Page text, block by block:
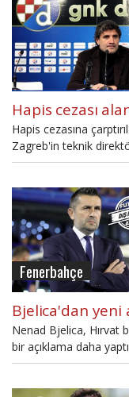
Hapis cezasına
Zagreb'in teknik
görevinden istifa etti.
Fenerbahçe
Nenad Bjelica, Hırvat
bir açıklama daha
Fenerbahçe kulübüyle